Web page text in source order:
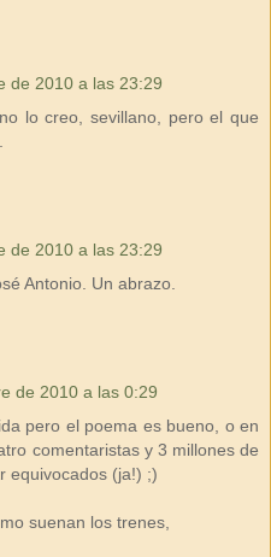
de 2010 a las 23:29
lo creo, sevillano, pero el que
de 2010 a las 23:29
Antonio. Un abrazo.
de 2010 a las 0:29
pero el poema es bueno, o en
comentaristas y 3 millones de
equivocados (ja!) ;)
suenan los trenes,